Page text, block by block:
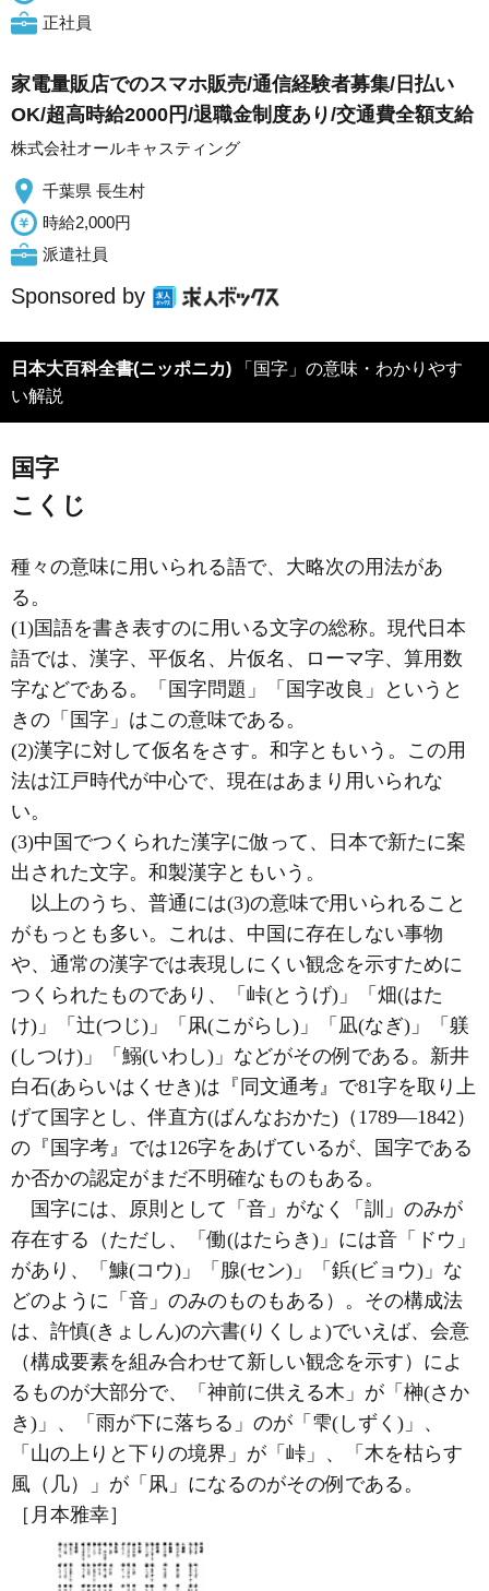
正社員
家電量販店でのスマホ販売/通信経験者募集/日払い
OK/超高時給2000円/退職金制度あり/交通費全額支給
株式会社オールキャスティング
千葉県 長生村
時給2,000円
派遣社員
Sponsored by
日本大百科全書(ニッポニカ)
い解説
国字
こくじ
種々の意味に用いられる語で、大略次の用法があ
る。
(1)国語を書き表すのに用いる文字の総称。現代日本
語では、漢字、平仮名、片仮名、ローマ字、算用数
字などである。「国字問題」「国字改良」というと
きの「国字」はこの意味である。
(2)漢字に対して仮名をさす。和字ともいう。この用
法は江戸時代が中心で、現在はあまり用いられな
い。
(3)中国でつくられた漢字に倣って、日本で新たに案
出された文字。和製漢字ともいう。
以上のうち、普通には(3)の意味で用いられること
がもっとも多い。これは、中国に存在しない事物
や、通常の漢字では表現しにくい観念を示すために
つくられたものであり、「峠(とうげ)」「畑(はた
け)」「辻(つじ)」「凩(こがらし)」「凪(なぎ)」「躾
(しつけ)」「鰯(いわし)」などがその例である。新井
白石(あらいはくせき)は『同文通考』で81字を取り上
げて国字とし、伴直方(ばんなおかた)（1789―1842）
の『国字考』では126字をあげているが、国字である
か否かの認定がまだ不明確なものもある。
国字には、原則として「音」がなく「訓」のみが
存在する（ただし、「働(はたらき)」には音「ドウ」
があり、「鱇(コウ)」「腺(セン)」「鋲(ビョウ)」な
どのように「音」のみのものもある）。その構成法
は、許慎(きょしん)の六書(りくしょ)でいえば、会意
（構成要素を組み合わせて新しい観念を示す）によ
るものが大部分で、「神前に供える木」が「榊(さか
き)」、「雨が下に落ちる」のが「雫(しずく)」、
「山の上りと下りの境界」が「峠」、「木を枯らす
風（几）」が「凩」になるのがその例である。
［月本雅幸］